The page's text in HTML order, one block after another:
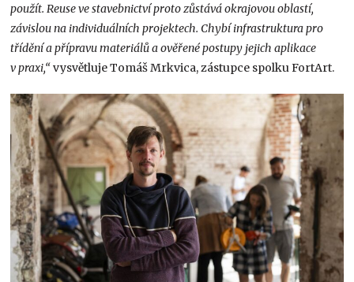
použít. Reuse ve stavebnictví proto zůstává okrajovou oblastí,
závislou na individuálních projektech. Chybí infrastruktura pro
třídění a přípravu materiálů a ověřené postupy jejich aplikace
v praxi,“vysvětluje Tomáš Mrkvica, zástupce spolku FortArt.